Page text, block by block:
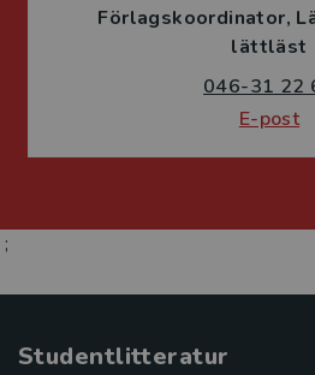
Förlagskoordinator
lättläst
046-31 22
E-post
;
Studentlitteratur